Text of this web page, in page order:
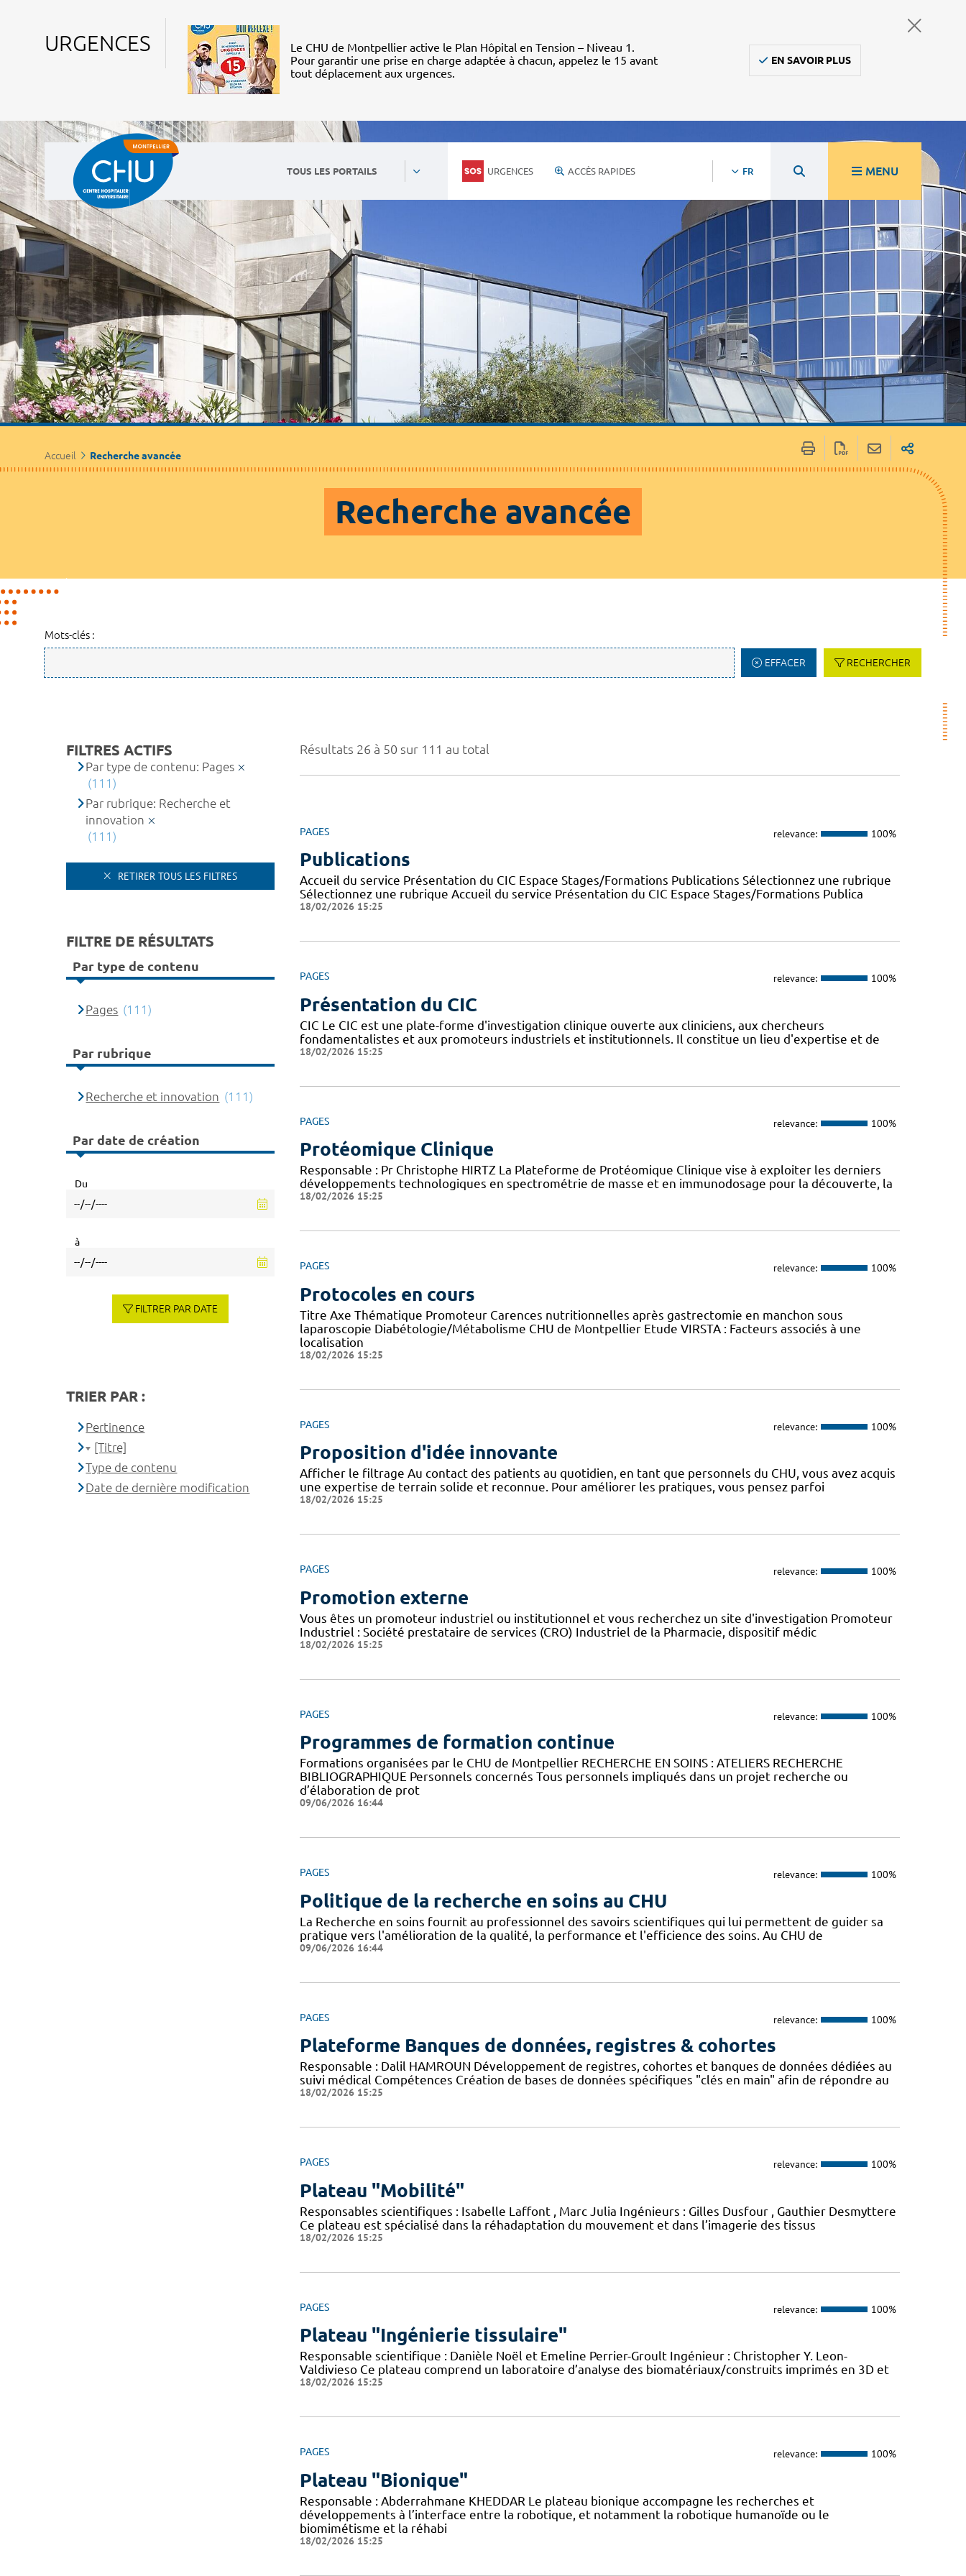
URGENCES
Le CHU de Montpellier active le Plan Hôpital en Tension – Niveau 1.
Pour garantir une prise en charge adaptée à chacun, appelez le 15 avant
tout déplacement aux urgences.
EN SAVOIR PLUS
TOUS LES PORTAILS URGENCES ACCÈS RAPIDES FR MENU
Accueil Recherche avancée
Recherche avancée
Mots-clés :
EFFACER RECHERCHER
Résultats 26 à 50 sur 111 au total
PAGES relevance: 100%
Publications
Accueil du service Présentation du CIC Espace Stages/Formations Publications Sélectionnez une rubrique
Sélectionnez une rubrique Accueil du service Présentation du CIC Espace Stages/Formations Publica
18/02/2026 15:25
PAGES relevance: 100%
Présentation du CIC
CIC Le CIC est une plate-forme d'investigation clinique ouverte aux cliniciens, aux chercheurs
fondamentalistes et aux promoteurs industriels et institutionnels. Il constitue un lieu d'expertise et de
18/02/2026 15:25
PAGES relevance: 100%
Protéomique Clinique
Responsable : Pr Christophe HIRTZ La Plateforme de Protéomique Clinique vise à exploiter les derniers
développements technologiques en spectrométrie de masse et en immunodosage pour la découverte, la
18/02/2026 15:25
PAGES relevance: 100%
Protocoles en cours
Titre Axe Thématique Promoteur Carences nutritionnelles après gastrectomie en manchon sous
laparoscopie Diabétologie/Métabolisme CHU de Montpellier Etude VIRSTA : Facteurs associés à une
localisation
18/02/2026 15:25
PAGES relevance: 100%
Proposition d'idée innovante
Afficher le filtrage Au contact des patients au quotidien, en tant que personnels du CHU, vous avez acquis
une expertise de terrain solide et reconnue. Pour améliorer les pratiques, vous pensez parfoi
18/02/2026 15:25
PAGES relevance: 100%
Promotion externe
Vous êtes un promoteur industriel ou institutionnel et vous recherchez un site d'investigation Promoteur
Industriel : Société prestataire de services (CRO) Industriel de la Pharmacie, dispositif médic
18/02/2026 15:25
PAGES relevance: 100%
Programmes de formation continue
Formations organisées par le CHU de Montpellier RECHERCHE EN SOINS : ATELIERS RECHERCHE
BIBLIOGRAPHIQUE Personnels concernés Tous personnels impliqués dans un projet recherche ou
d’élaboration de prot
09/06/2026 16:44
PAGES relevance: 100%
Politique de la recherche en soins au CHU
La Recherche en soins fournit au professionnel des savoirs scientifiques qui lui permettent de guider sa
pratique vers l'amélioration de la qualité, la performance et l'efficience des soins. Au CHU de
09/06/2026 16:44
PAGES relevance: 100%
Plateforme Banques de données, registres & cohortes
Responsable : Dalil HAMROUN Développement de registres, cohortes et banques de données dédiées au
suivi médical Compétences Création de bases de données spécifiques "clés en main" afin de répondre au
18/02/2026 15:25
PAGES relevance: 100%
Plateau "Mobilité"
Responsables scientifiques : Isabelle Laffont , Marc Julia Ingénieurs : Gilles Dusfour , Gauthier Desmyttere
Ce plateau est spécialisé dans la réhadaptation du mouvement et dans l’imagerie des tissus
18/02/2026 15:25
PAGES relevance: 100%
Plateau "Ingénierie tissulaire"
Responsable scientifique : Danièle Noël et Emeline Perrier-Groult Ingénieur : Christopher Y. Leon-
Valdivieso Ce plateau comprend un laboratoire d’analyse des biomatériaux/construits imprimés en 3D et
18/02/2026 15:25
PAGES relevance: 100%
Plateau "Bionique"
Responsable : Abderrahmane KHEDDAR Le plateau bionique accompagne les recherches et
développements à l’interface entre la robotique, et notamment la robotique humanoïde ou le
biomimétisme et la réhabi
18/02/2026 15:25
FILTRES ACTIFS
Par type de contenu: Pages
(111)
Par rubrique: Recherche et
innovation
(111)
RETIRER TOUS LES FILTRES
FILTRE DE RÉSULTATS
Par type de contenu
Pages (111)
Par rubrique
Recherche et innovation (111)
Par date de création
Du
à
FILTRER PAR DATE
TRIER PAR :
Pertinence
[Titre]
Type de contenu
Date de dernière modification